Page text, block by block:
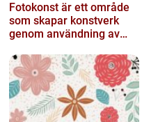
Fotokonst är ett område
som skapar konstverk
genom användning av